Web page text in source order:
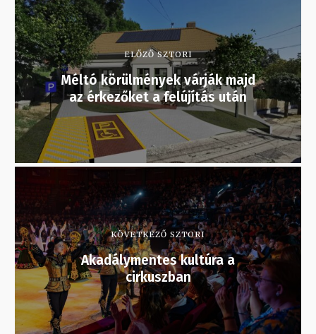
ELŐZŐ SZTORI
Méltó körülmények várják majd
az érkezőket a felújítás után
KÖVETKEZŐ SZTORI
Akadálymentes kultúra a
cirkuszban